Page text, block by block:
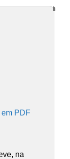
em PDF
na